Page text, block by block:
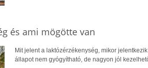
és ami mögötte van
Mit jelent a laktózérzékenység, mikor
állapot nem gyógyítható, de nagyon jól